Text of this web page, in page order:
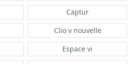
Captur
Clio v nouvelle
Espace vi